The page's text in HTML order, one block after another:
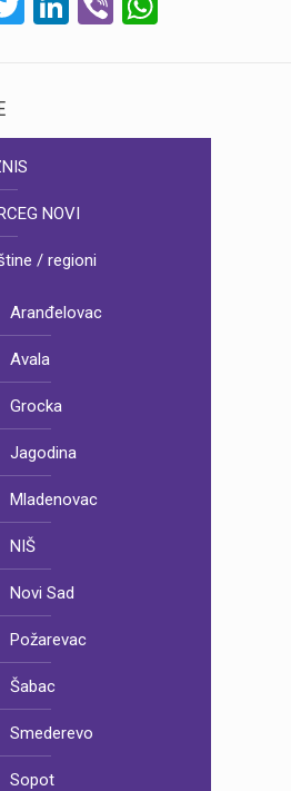
NOVI
/ regioni
Aranđelovac
Avala
Grocka
Jagodina
Mladenovac
NIŠ
Novi Sad
Požarevac
Šabac
Smederevo
Sopot